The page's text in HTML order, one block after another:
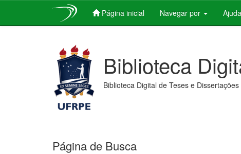
Página inicial Navegar por Ajuda
Biblioteca
Biblioteca Digital de Teses e Dissertações
Página de Busca